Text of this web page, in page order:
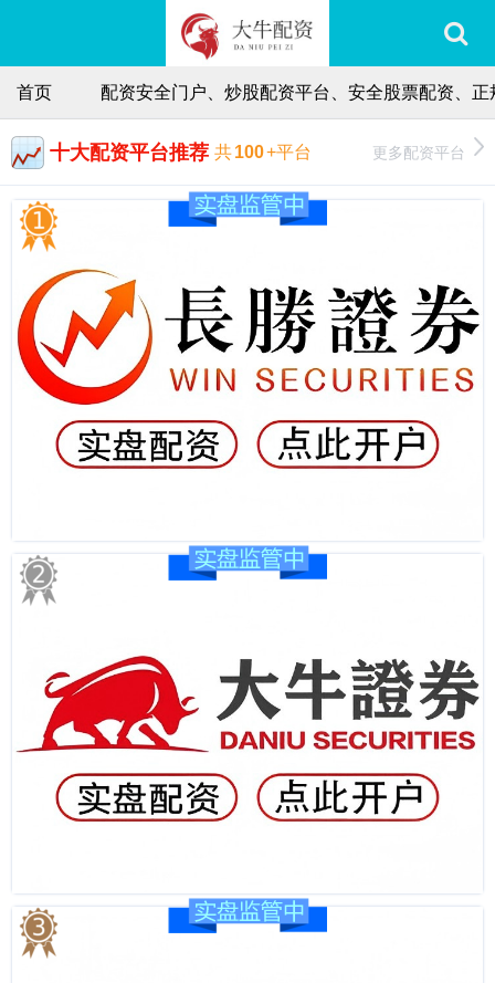
首页 配资安全门户、炒股配资平台、安全股票配资、
十大配资平台推荐 共100+平台 更多配资平台